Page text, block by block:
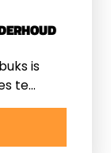
is
te
buks